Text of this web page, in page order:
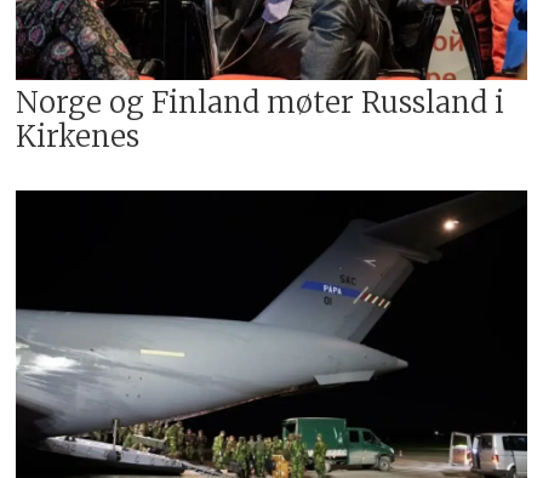
Norge og Finland møter Russland i
Kirkenes